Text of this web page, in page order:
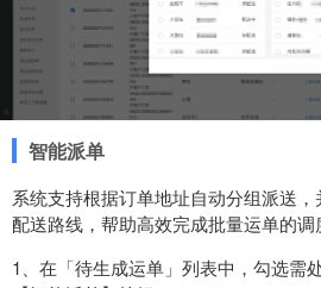
智能派单
系统支持根据订单地址自动分组派送
配送路线，帮助高效完成批量运单的调
1、在「待生成运单」列表中，勾选需